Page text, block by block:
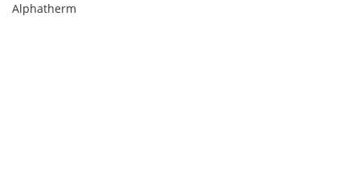
Alphatherm